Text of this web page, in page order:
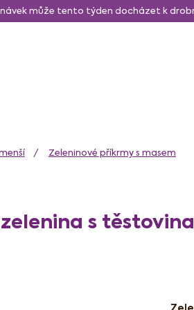
může tento týden docházet k
Zeleninové příkrmy s masem
zelenina s